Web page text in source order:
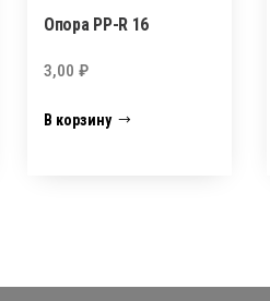
Опора PP-R 16
3,00₽
В корзину